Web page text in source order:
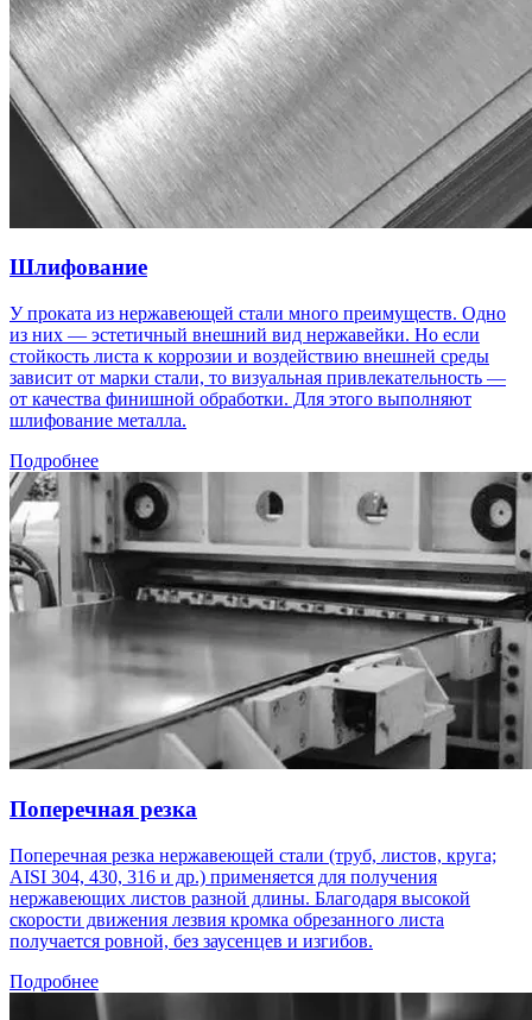
Шлифование
У проката из нержавеющей стали много преимуществ. Одно
из них — эстетичный внешний вид нержавейки. Но если
стойкость листа к коррозии и воздействию внешней среды
зависит от марки стали, то визуальная привлекательность —
от качества финишной обработки. Для этого выполняют
шлифование металла.
Подробнее
Поперечная резка
Поперечная резка нержавеющей стали (труб, листов, круга;
AISI 304, 430, 316 и др.) применяется для получения
нержавеющих листов разной длины. Благодаря высокой
скорости движения лезвия кромка обрезанного листа
получается ровной, без заусенцев и изгибов.
Подробнее